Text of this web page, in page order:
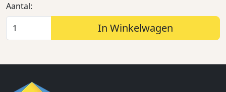
Aantal:
In Winkelwagen